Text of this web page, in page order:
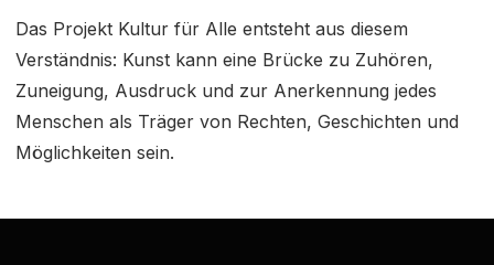
Das Projekt Kultur für Alle entsteht aus diesem
Verständnis: Kunst kann eine Brücke zu Zuhören,
Zuneigung, Ausdruck und zur Anerkennung jedes
Menschen als Träger von Rechten, Geschichten und
Möglichkeiten sein.